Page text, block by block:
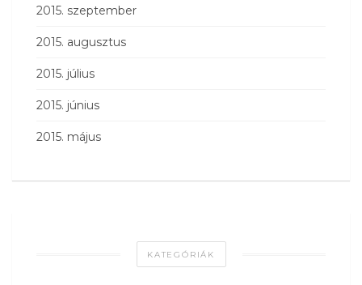
2015. szeptember
2015. augusztus
2015. július
2015. június
2015. május
KATEGÓRIÁK